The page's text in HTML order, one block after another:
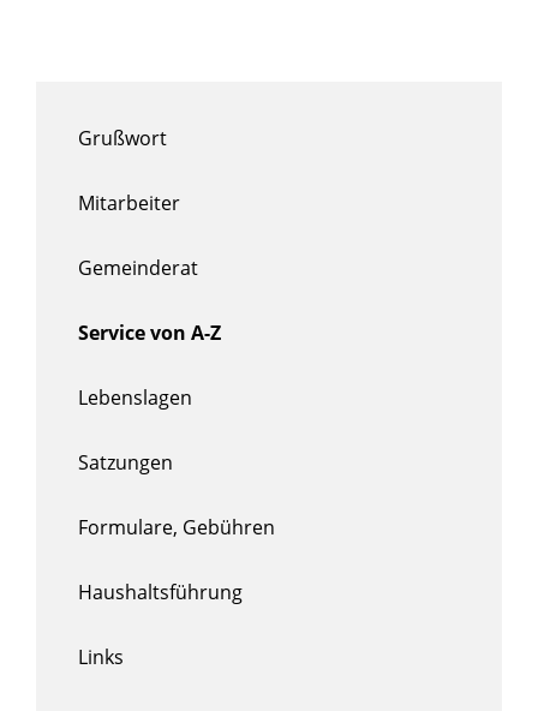
Grußwort
Mitarbeiter
Gemeinderat
Service von A-Z
Lebenslagen
Satzungen
Formulare, Gebühren
Haushaltsführung
Links